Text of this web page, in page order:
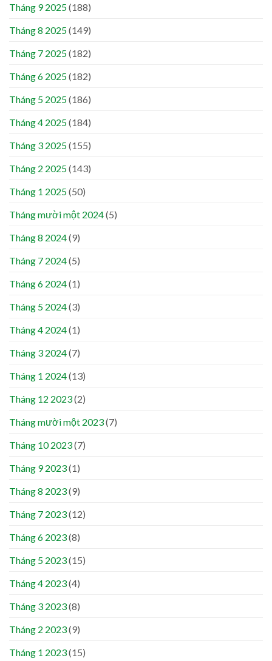
Tháng 9 2025(188)
Tháng 8 2025(149)
Tháng 7 2025(182)
Tháng 6 2025(182)
Tháng 5 2025(186)
Tháng 4 2025(184)
Tháng 3 2025(155)
Tháng 2 2025(143)
Tháng 1 2025(50)
Tháng mười một 2024(5)
Tháng 8 2024(9)
Tháng 7 2024(5)
Tháng 6 2024(1)
Tháng 5 2024(3)
Tháng 4 2024(1)
Tháng 3 2024(7)
Tháng 1 2024(13)
Tháng 12 2023(2)
Tháng mười một 2023(7)
Tháng 10 2023(7)
Tháng 9 2023(1)
Tháng 8 2023(9)
Tháng 7 2023(12)
Tháng 6 2023(8)
Tháng 5 2023(15)
Tháng 4 2023(4)
Tháng 3 2023(8)
Tháng 2 2023(9)
Tháng 1 2023(15)